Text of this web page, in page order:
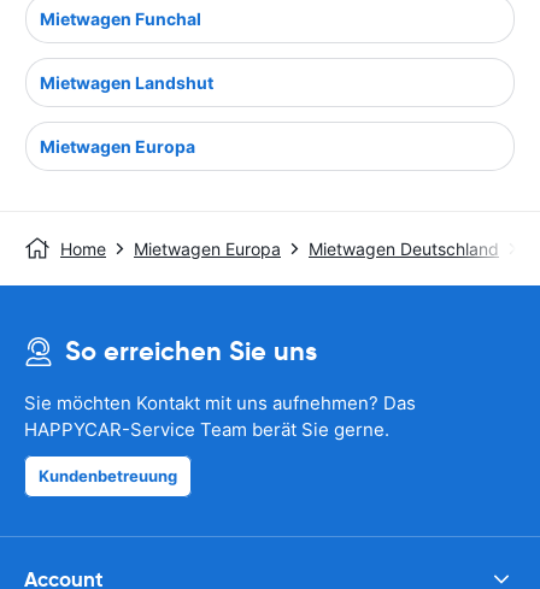
Mietwagen Funchal
Mietwagen Landshut
Mietwagen Europa
Home Mietwagen Europa Mietwagen Deutschland
So erreichen Sie uns
Sie möchten Kontakt mit uns aufnehmen? Das
HAPPYCAR-Service Team berät Sie gerne.
Kundenbetreuung
Account